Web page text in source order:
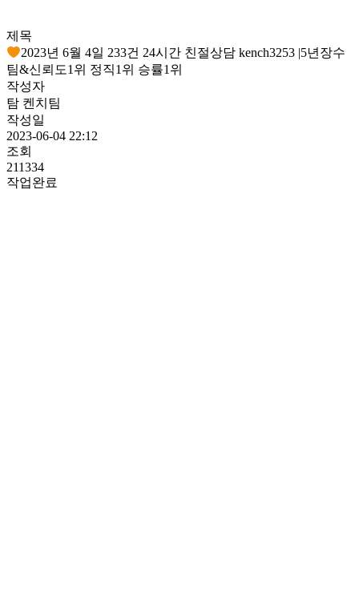
제목
2023년 6월 4일 233건 24시간 친절상담 kench3253 |5년장수
팀&신뢰도1위 정직1위 승률1위
작성자
탐 켄치팀
작성일
2023-06-04 22:12
조회
211334
작업완료